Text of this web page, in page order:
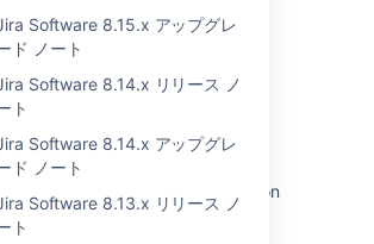
Software 8.15.x アップグレ
ド ノート
Software 8.14.x リリース ノ
ト
Software 8.14.x アップグレ
ド ノート
Software 8.13.x リリース ノ
ト
テンツ
JAVA API for Version 7 and
overview
Data Center 11.3 documentation
is currently unavailable' error